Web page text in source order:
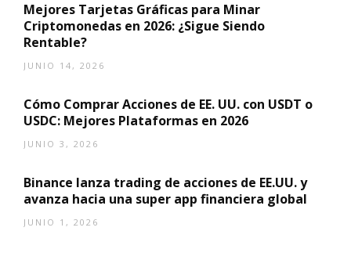
Mejores Tarjetas Gráficas para Minar
Criptomonedas en 2026: ¿Sigue Siendo
Rentable?
JUNIO 14, 2026
Cómo Comprar Acciones de EE. UU. con USDT o
USDC: Mejores Plataformas en 2026
JUNIO 3, 2026
Binance lanza trading de acciones de EE.UU. y
avanza hacia una super app financiera global
JUNIO 1, 2026